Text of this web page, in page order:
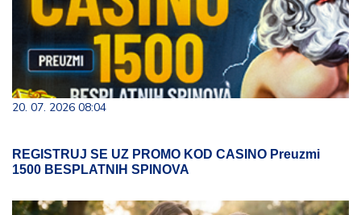
20. 07. 2026 08:04
REGISTRUJ SE UZ PROMO KOD CASINO Preuzmi
1500 BESPLATNIH SPINOVA